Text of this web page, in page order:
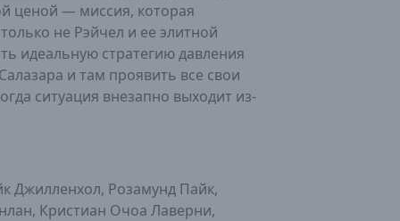
ценой — миссия, которая
не Рэйчел и ее элитной
идеальную стратегию давления
и там проявить все свои
ситуация внезапно выходит из-
Джилленхол, Розамунд Пайк,
Кристиан Очоа Лаверни,